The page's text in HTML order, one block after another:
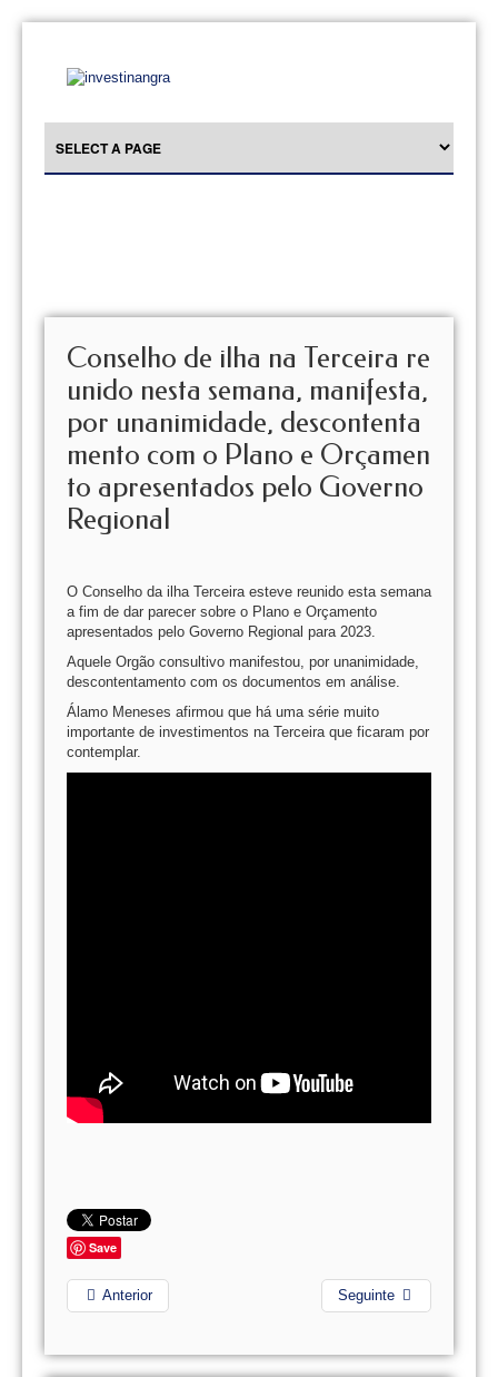
Conselho de ilha na Terceira re
unido nesta semana, manifesta,
por unanimidade, descontenta
mento com o Plano e Orçamen
to apresentados pelo Governo
Regional
O Conselho da ilha Terceira esteve reunido esta semana
a fim de dar parecer sobre o Plano e Orçamento
apresentados pelo Governo Regional para 2023.
Aquele Orgão consultivo manifestou, por unanimidade,
descontentamento com os documentos em análise.
Álamo Meneses afirmou que há uma série muito
importante de investimentos na Terceira que ficaram por
contemplar.
Save
Anterior Seguinte